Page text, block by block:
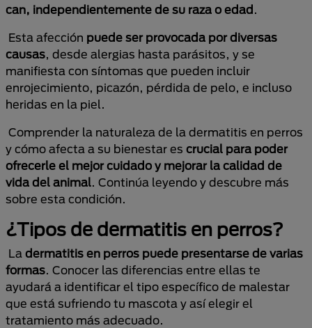
can, independientemente de su raza o edad.
Esta afección puede ser provocada por diversas
causas, desde alergias hasta parásitos, y se
manifiesta con síntomas que pueden incluir
enrojecimiento, picazón, pérdida de pelo, e incluso
heridas en la piel.
Comprender la naturaleza de la dermatitis en perros
y cómo afecta a su bienestar es crucial para poder
ofrecerle el mejor cuidado y mejorar la calidad de
vida del animal. Continúa leyendo y descubre más
sobre esta condición.
¿Tipos de dermatitis en perros?
La dermatitis en perros puede presentarse de varias
formas. Conocer las diferencias entre ellas te
ayudará a identificar el tipo específico de malestar
que está sufriendo tu mascota y así elegir el
tratamiento más adecuado.